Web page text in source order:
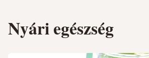
Nyári egészség